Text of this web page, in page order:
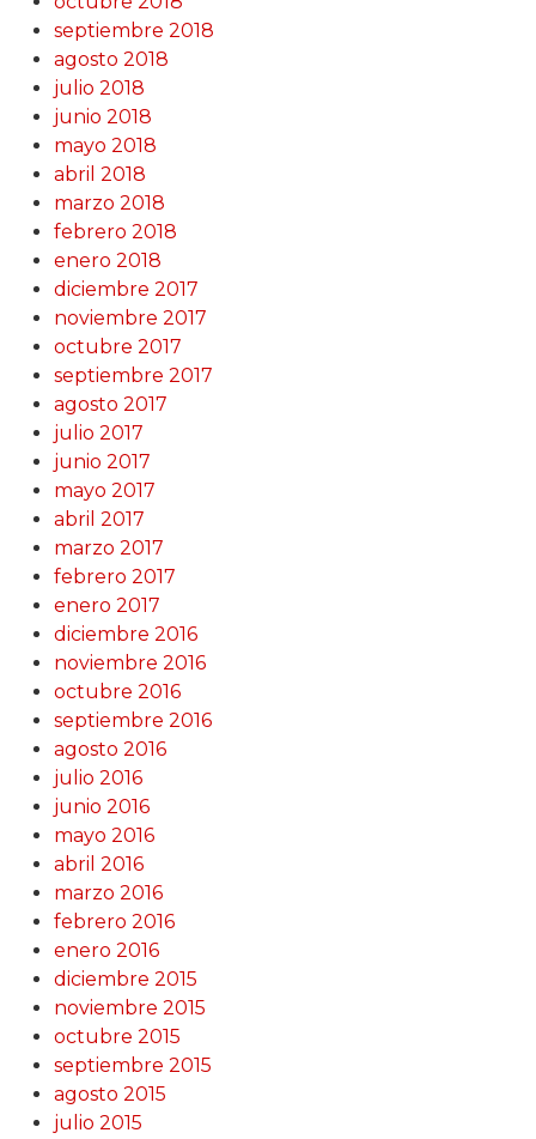
septiembre 2018
agosto 2018
julio 2018
junio 2018
mayo 2018
abril 2018
marzo 2018
febrero 2018
enero 2018
diciembre 2017
noviembre 2017
octubre 2017
septiembre 2017
agosto 2017
julio 2017
junio 2017
mayo 2017
abril 2017
marzo 2017
febrero 2017
enero 2017
diciembre 2016
noviembre 2016
octubre 2016
septiembre 2016
agosto 2016
julio 2016
junio 2016
mayo 2016
abril 2016
marzo 2016
febrero 2016
enero 2016
diciembre 2015
noviembre 2015
octubre 2015
septiembre 2015
agosto 2015
julio 2015